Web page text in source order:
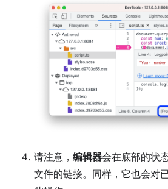
请注意， 编辑器会在底部的状
文件的链接。同样，它也会对